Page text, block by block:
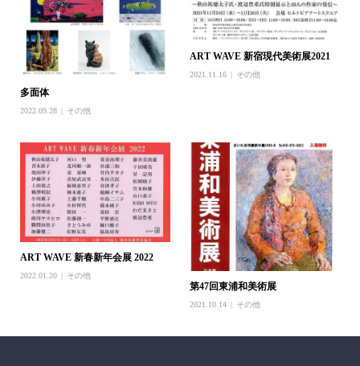
多面体
2022.09.28 その他
ART WAVE 新宿現代美術展2021
2021.11.16 その他
ART WAVE 新春新年会展 2022
2022.01.20 その他
第47回東浦和美術展
2021.10.14 その他